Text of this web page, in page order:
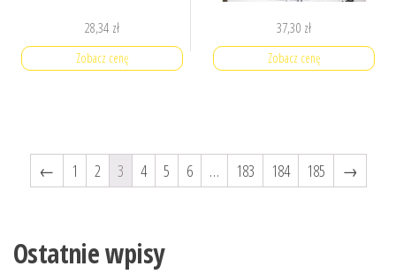
28,34 zł
Zobacz cenę
37,30 zł
Zobacz cenę
← 1 2 3 4 5 6 … 183 184 185 →
Ostatnie wpisy